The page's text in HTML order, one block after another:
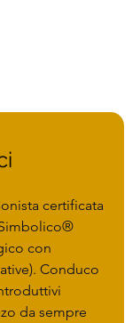
certificata
con
Conduco
da sempre